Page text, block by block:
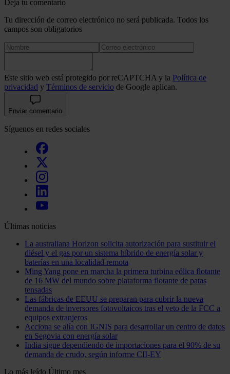
Deja tu comentario
Tu dirección de correo electrónico no será publicada. Todos los
campos son obligatorios
Este sitio web está protegido por reCAPTCHA y la Política de
privacidad y Términos de servicio de Google aplican.
Enviar comentario
Síguenos en redes sociales
Últimas noticias
La australiana Horizon solicita autorización para sustituir el
diésel y el gas por un sistema híbrido de energía solar y
baterías en una localidad remota
Ming Yang pone en marcha la primera turbina eólica flotante
de 16 MW del mundo sobre plataforma flotante de patas
tensadas
Las fábricas de EEUU se preparan para cubrir la nueva
demanda de inversores fotovoltaicos tras el veto de la FCC a
equipos extranjeros
Acciona se alía con IGNIS para desarrollar un centro de datos
en Segovia con energía solar
India sigue dependiendo de importaciones para el 90% de su
demanda de crudo, según informe CII-EY
Lo más leído Último mes